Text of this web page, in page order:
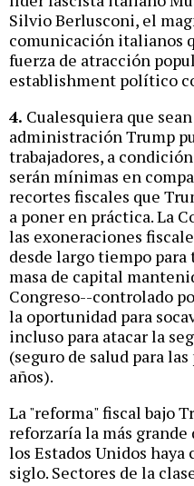
Silvio Berlusconi, el
comunicación italianos
fuerza de atracción
establishment político
4. Cualesquiera que
administración Trump
trabajadores, a
serán mínimas en
recortes fiscales que
a poner en práctica. La
las exoneraciones
desde largo tiempo
masa de capital
Congreso--controlado
la oportunidad para
incluso para atacar la
(seguro de salud para
años).
La "reforma" fiscal bajo
reforzaría la más
los Estados Unidos
siglo. Sectores de la